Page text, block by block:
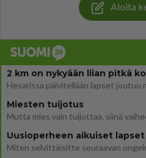
Aloita
2 km on nykyään liian pitkä
Miesten tuijotus